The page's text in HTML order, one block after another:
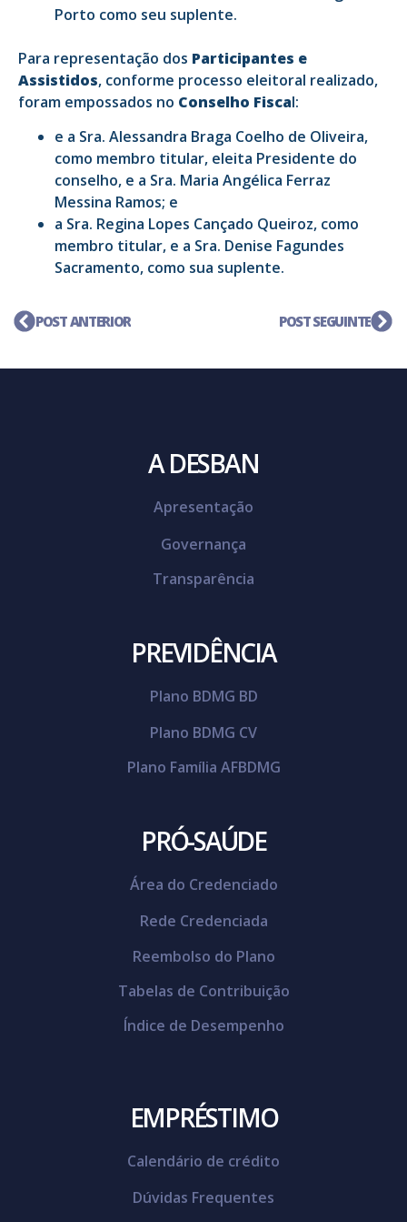
Porto como seu suplente.
Para representação dos Participantes e
Assistidos, conforme processo eleitoral realizado,
foram empossados no Conselho Fiscal:
e a Sra. Alessandra Braga Coelho de Oliveira,
como membro titular, eleita Presidente do
conselho, e a Sra. Maria Angélica Ferraz
Messina Ramos; e
a Sra. Regina Lopes Cançado Queiroz, como
membro titular, e a Sra. Denise Fagundes
Sacramento, como sua suplente.
POST ANTERIOR POST SEGUINTE
A DESBAN
Apresentação
Governança
Transparência
PREVIDÊNCIA
Plano BDMG BD
Plano BDMG CV
Plano Família AFBDMG
PRÓ-SAÚDE
Área do Credenciado
Rede Credenciada
Reembolso do Plano
Tabelas de Contribuição
Índice de Desempenho
EMPRÉSTIMO
Calendário de crédito
Dúvidas Frequentes